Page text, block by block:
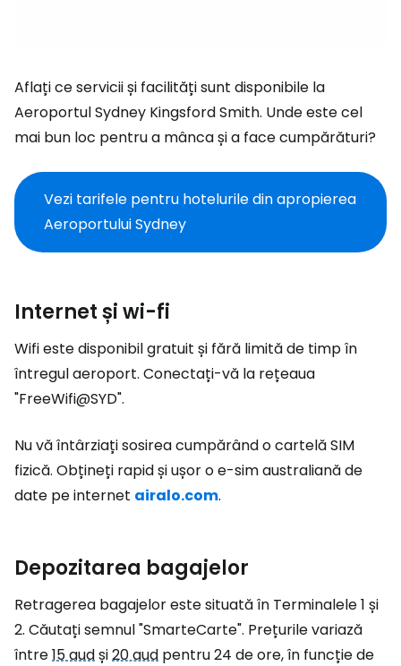
Aflați ce servicii și facilități sunt disponibile la
Aeroportul Sydney Kingsford Smith. Unde este cel
mai bun loc pentru a mânca și a face cumpărături?
Vezi tarifele pentru hotelurile din apropierea
Aeroportului Sydney
Internet și wi-fi
Wifi este disponibil gratuit și fără limită de timp în
întregul aeroport. Conectați-vă la rețeaua
"FreeWifi@SYD".
Nu vă întârziați sosirea cumpărând o cartelă SIM
fizică. Obțineți rapid și ușor o e-sim australiană de
date pe internet airalo.com.
Depozitarea bagajelor
Retragerea bagajelor este situată în Terminalele 1 și
2. Căutați semnul "SmarteCarte". Prețurile variază
între15 audși20 aud pentru 24 de ore, în funcție de